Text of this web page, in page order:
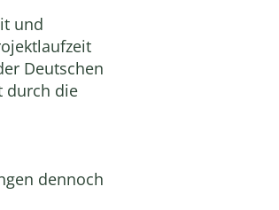
und
Deutschen
durch die
dennoch